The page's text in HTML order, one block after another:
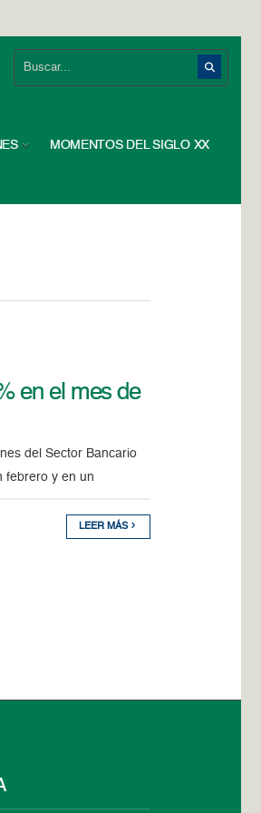
MOMENTOS DEL SIGLO XX
en el mes de
del Sector Bancario
febrero y en un
LEER MÁS